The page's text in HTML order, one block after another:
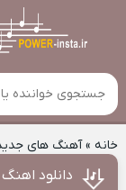
خانه»آهنگ های
دانلود